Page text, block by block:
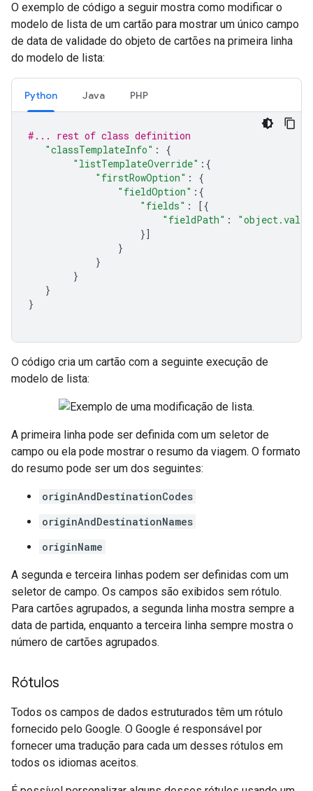
O exemplo de código a seguir mostra como modificar o
modelo de lista de um cartão para mostrar um único campo
de data de validade do objeto de cartões na primeira linha
do modelo de lista:
Python Java PHP
#... rest of class definition
"classTemplateInfo" :
{
"listTemplateOverride" :{
"firstRowOption" :
{
"fieldOption" :{
"fields" :
[{
"fieldPath" :
}]
}
}
}
}
}
O código cria um cartão com a seguinte execução de
modelo de lista:
A primeira linha pode ser definida com um seletor de
campo ou ela pode mostrar o resumo da viagem. O formato
do resumo pode ser um dos seguintes:
originAndDestinationCodes
originAndDestinationNames
originName
A segunda e terceira linhas podem ser definidas com um
seletor de campo. Os campos são exibidos sem rótulo.
Para cartões agrupados, a segunda linha mostra sempre a
data de partida, enquanto a terceira linha sempre mostra o
número de cartões agrupados.
Rótulos
Todos os campos de dados estruturados têm um rótulo
fornecido pelo Google. O Google é responsável por
fornecer uma tradução para cada um desses rótulos em
todos os idiomas aceitos.